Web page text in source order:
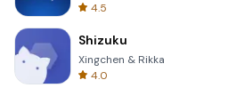
4.5
Shizuku
Xingchen & Rikka
4.0